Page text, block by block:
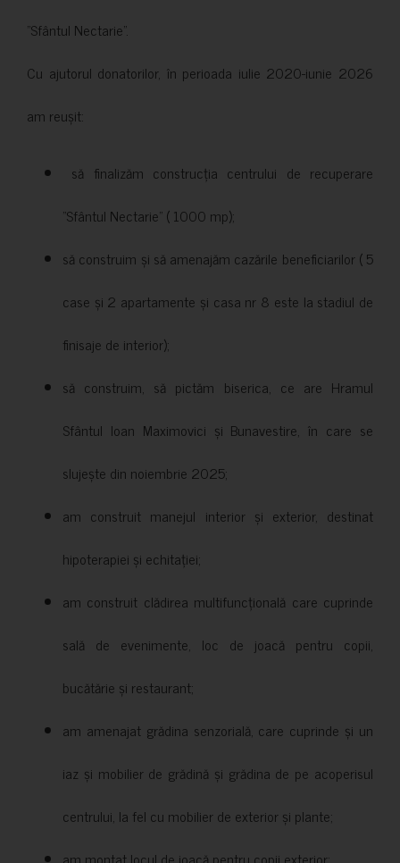
”Sfântul Nectarie”.
Cu ajutorul donatorilor, în perioada iulie 2020-iunie 2026
am reușit:
să finalizăm construcția centrului de recuperare
”Sfântul Nectarie” ( 1000 mp);
să construim și să amenajăm cazările beneficiarilor ( 5
case și 2 apartamente și casa nr 8 este la stadiul de
finisaje de interior);
să construim, să pictăm biserica, ce are Hramul
Sfântul Ioan Maximovici și Bunavestire, în care se
slujește din noiembrie 2025;
am construit manejul interior și exterior, destinat
hipoterapiei și echitației;
am construit clădirea multifuncțională care cuprinde
sală de evenimente, loc de joacă pentru copii,
bucătărie și restaurant;
am amenajat grădina senzorială, care cuprinde și un
iaz și mobilier de grădină și grădina de pe acoperisul
centrului, la fel cu mobilier de exterior și plante;